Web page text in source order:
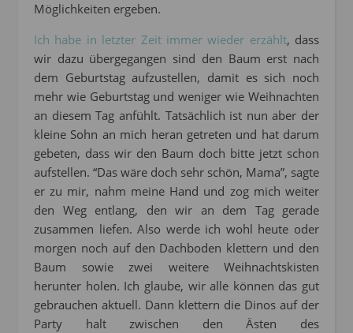
Möglichkeiten ergeben.
Ich habe in letzter Zeit immer wieder erzählt, dass
wir dazu übergegangen sind den Baum erst nach
dem Geburtstag aufzustellen, damit es sich noch
mehr wie Geburtstag und weniger wie Weihnachten
an diesem Tag anfühlt. Tatsächlich ist nun aber der
kleine Sohn an mich heran getreten und hat darum
gebeten, dass wir den Baum doch bitte jetzt schon
aufstellen. “Das wäre doch sehr schön, Mama”, sagte
er zu mir, nahm meine Hand und zog mich weiter
den Weg entlang, den wir an dem Tag gerade
zusammen liefen. Also werde ich wohl heute oder
morgen noch auf den Dachboden klettern und den
Baum sowie zwei weitere Weihnachtskisten
herunter holen. Ich glaube, wir alle können das gut
gebrauchen aktuell. Dann klettern die Dinos auf der
Party halt zwischen den Ästen des